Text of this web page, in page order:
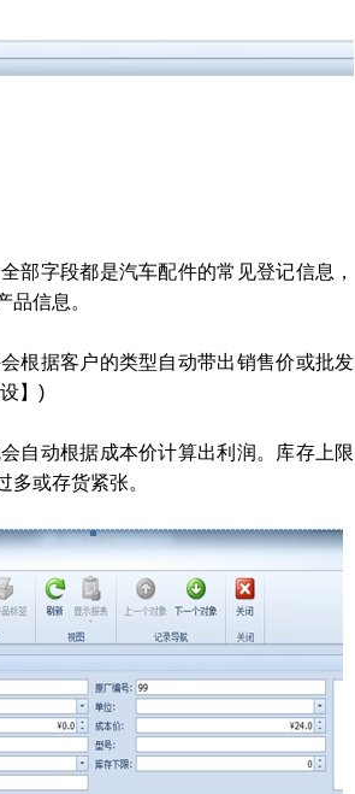
部字段都是汽车配件的常见登记信息，
信息。
根据客户的类型自动带出销售价或批发
】)
自动根据成本价计算出利润。库存上限
多或存货紧张。